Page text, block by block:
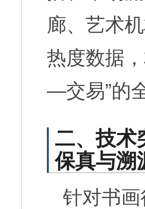
廊、艺术
热度数据
—交易”的
二、技术
保真与溯
针对书